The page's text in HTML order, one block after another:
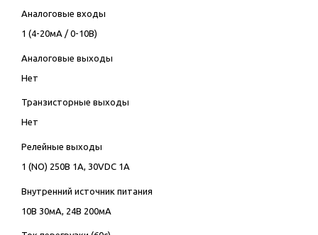
Аналоговые входы
1 (4-20мА / 0-10В)
Аналоговые выходы
Нет
Транзисторные выходы
Нет
Релейные выходы
1 (NO) 250В 1А, 30VDC 1А
Внутренний источник питания
10В 30мА, 24В 200мА